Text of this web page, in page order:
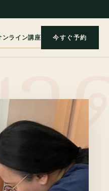
ンライン講座 今すぐ予約